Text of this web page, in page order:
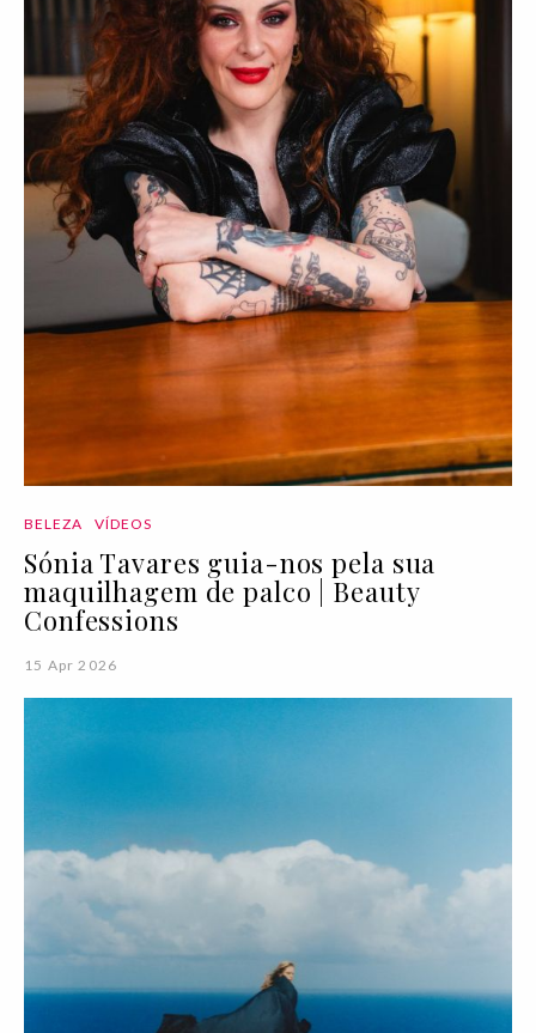
BELEZA VÍDEOS
Sónia Tavares guia-nos pela sua
maquilhagem de palco | Beauty
Confessions
15 Apr 2026